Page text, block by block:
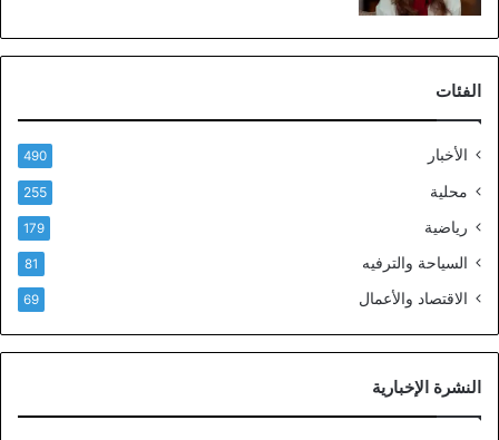
الفئات
الأخبار 490
محلية 255
رياضية 179
السياحة والترفيه 81
الاقتصاد والأعمال 69
النشرة الإخبارية